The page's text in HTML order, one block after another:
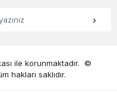
ile korunmaktadır. ©
hakları saklıdır.